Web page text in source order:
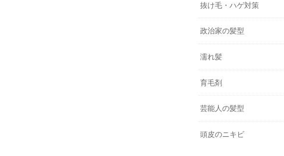
抜け毛・ハゲ対策
政治家の髪型
濡れ髪
育毛剤
芸能人の髪型
頭皮のニキビ